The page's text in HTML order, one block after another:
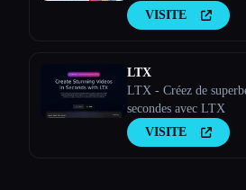
VISITE
LTX
LTX - Créez de
secondes avec LTX
VISITE